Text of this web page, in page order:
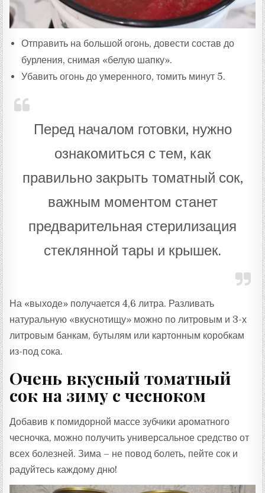
Отправить на большой огонь, довести состав до
бурления, снимая «белую шапку».
Убавить огонь до умеренного, томить минут 5.
Перед началом готовки, нужно
ознакомиться с тем, как
правильно закрыть томатный сок,
важным моментом станет
предварительная стерилизация
стеклянной тары и крышек.
На «выходе» получается 4,6 литра. Разливать
натуральную «вкуснотищу» можно по литровым и 3-х
литровым банкам, бутылям или картонным коробкам
из-под сока.
Очень вкусный томатный
сок на зиму с чесноком
Добавив к помидорной массе зубчики ароматного
чесночка, можно получить универсальное средство от
всех болезней. Зима – не повод болеть, пейте сок и
радуйтесь каждому дню!